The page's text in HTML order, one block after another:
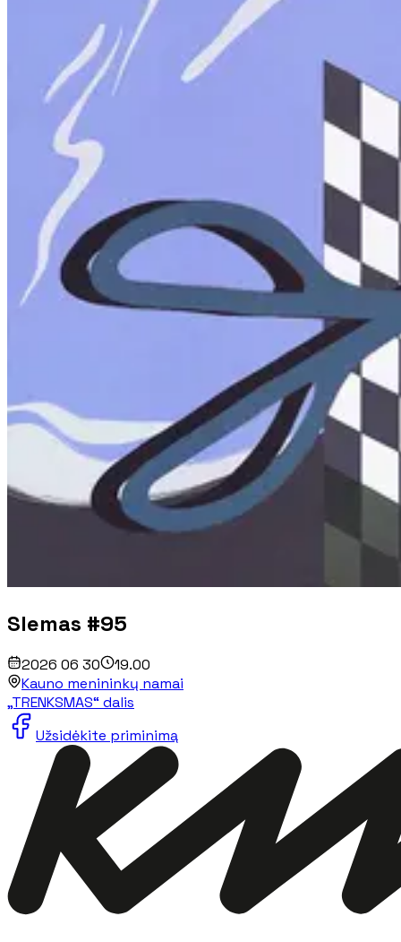
Slemas #95
2026 06 30
19.00
Kauno menininkų namai
„TRENKSMAS“ dalis
Užsidėkite priminimą